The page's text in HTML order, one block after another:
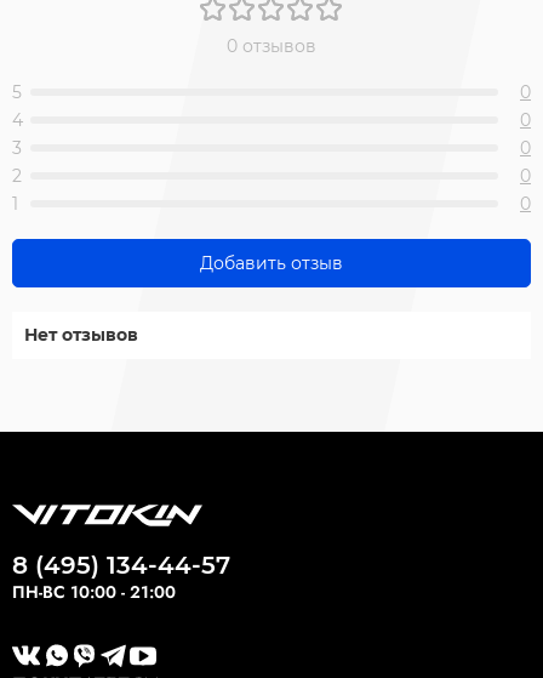
0 отзывов
5
0
4
0
3
0
2
0
1
0
Добавить отзыв
Нет отзывов
8 (495) 134-44-57
ПН-ВС 10:00 - 21:00